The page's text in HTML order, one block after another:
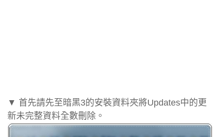
▼ 首先請先至暗黑3的安裝資料夾將Updates中的更
新未完整資料全數刪除。